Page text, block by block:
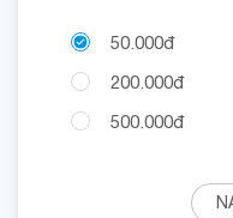
50.000đ
200.000đ
500.000đ